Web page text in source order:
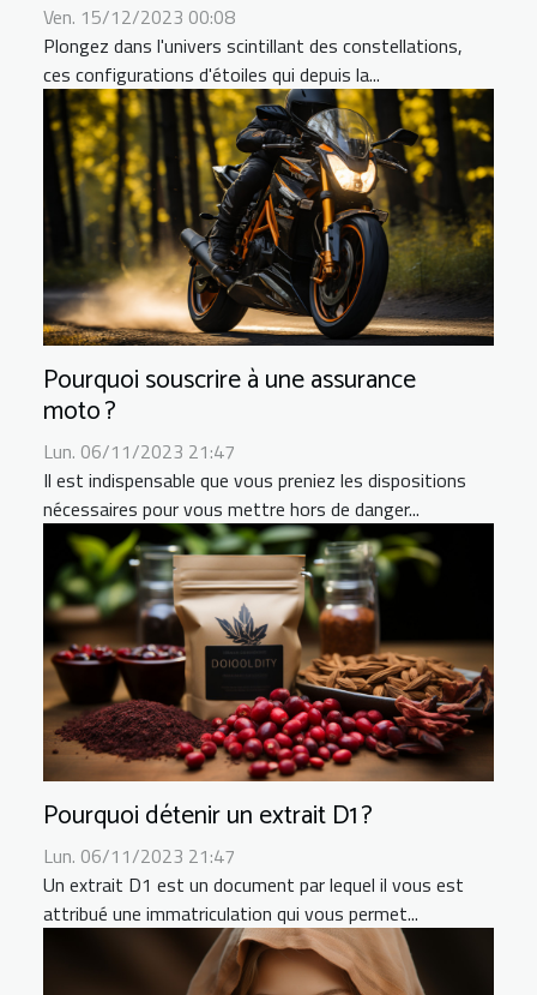
Ven. 15/12/2023 00:08
Plongez dans l'univers scintillant des constellations,
ces configurations d'étoiles qui depuis la...
Pourquoi souscrire à une assurance
moto ?
Lun. 06/11/2023 21:47
Il est indispensable que vous preniez les dispositions
nécessaires pour vous mettre hors de danger...
Pourquoi détenir un extrait D1 ?
Lun. 06/11/2023 21:47
Un extrait D1 est un document par lequel il vous est
attribué une immatriculation qui vous permet...